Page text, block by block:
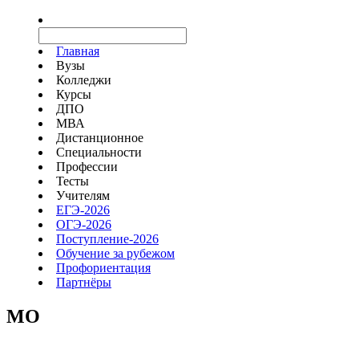
Главная
Вузы
Колледжи
Курсы
ДПО
МВА
Дистанционное
Специальности
Профессии
Тесты
Учителям
ЕГЭ-2026
ОГЭ-2026
Поступление-2026
Обучение за рубежом
Профориентация
Партнёры
MO